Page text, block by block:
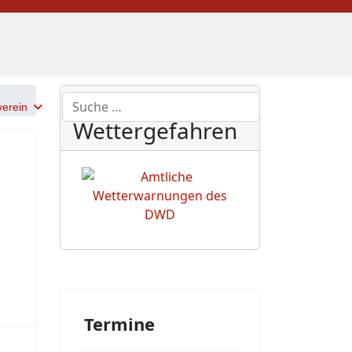
Suchen
DWD
Wettergefahren
Termine